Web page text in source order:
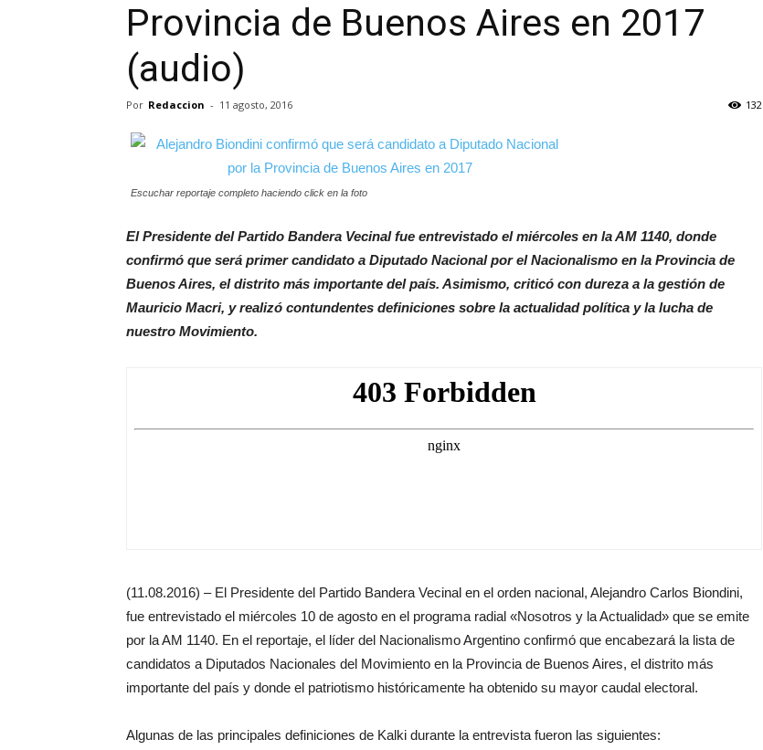
Provincia de Buenos Aires en 2017
(audio)
Por Redaccion - 11 agosto, 2016 132
Escuchar reportaje completo haciendo click en la foto
El Presidente del Partido Bandera Vecinal fue entrevistado el miércoles en la AM 1140, donde
confirmó que será primer candidato a Diputado Nacional por el Nacionalismo en la Provincia de
Buenos Aires, el distrito más importante del país. Asimismo, criticó con dureza a la gestión de
Mauricio Macri, y realizó contundentes definiciones sobre la actualidad política y la lucha de
nuestro Movimiento.
(11.08.2016) – El Presidente del Partido Bandera Vecinal en el orden nacional, Alejandro Carlos Biondini,
fue entrevistado el miércoles 10 de agosto en el programa radial «Nosotros y la Actualidad» que se emite
por la AM 1140. En el reportaje, el líder del Nacionalismo Argentino confirmó que encabezará la lista de
candidatos a Diputados Nacionales del Movimiento en la Provincia de Buenos Aires, el distrito más
importante del país y donde el patriotismo históricamente ha obtenido su mayor caudal electoral.
Algunas de las principales definiciones de Kalki durante la entrevista fueron las siguientes: